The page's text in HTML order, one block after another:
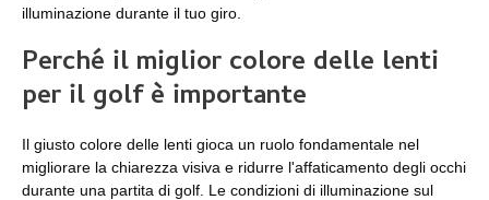
illuminazione durante il tuo giro.
Perché il miglior colore delle lenti
per il golf è importante
Il giusto colore delle lenti gioca un ruolo fondamentale nel
migliorare la chiarezza visiva e ridurre l'affaticamento degli occhi
durante una partita di golf. Le condizioni di illuminazione sul